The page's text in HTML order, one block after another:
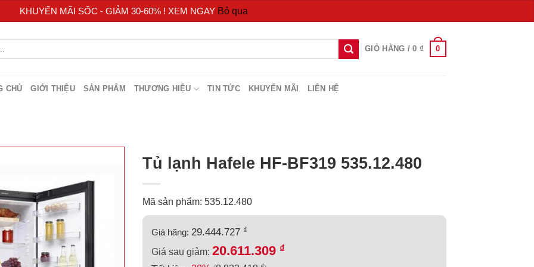
KHUYẾN MÃI SỐC - GIẢM 30-60% ! XEM NGAY Bỏ qua
GIỎ HÀNG /0 ₫ 0
CHỦ GIỚI THIỆU SẢN PHẨM THƯƠNG HIỆU TIN TỨC KHUYẾN MÃI LIÊN HỆ
Tủ lạnh Hafele HF-BF319 535.12.480
Mã sản phẩm: 535.12.480
Giá hãng: 29.444.727 ₫
Giá sau giảm: 20.611.309 ₫